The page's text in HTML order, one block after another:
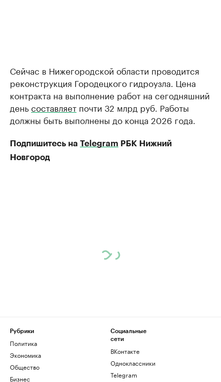
Сейчас в Нижегородской области проводится
реконструкция Городецкого гидроузла. Цена
контракта на выполнение работ на сегодняшний
деньсоставляет почти 32 млрд руб. Работы
должны быть выполнены до конца 2026 года.
Подпишитесь на Telegram РБК Нижний
Новгород
Рубрики
Политика
Экономика
Общество
Бизнес
Социальные
сети
ВКонтакте
Одноклассники
Telegram